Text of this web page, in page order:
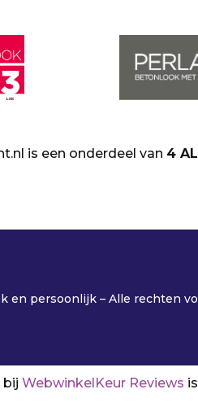
is een onderdeel van 4
en persoonlijk – Alle rechten
bij WebwinkelKeur Reviews